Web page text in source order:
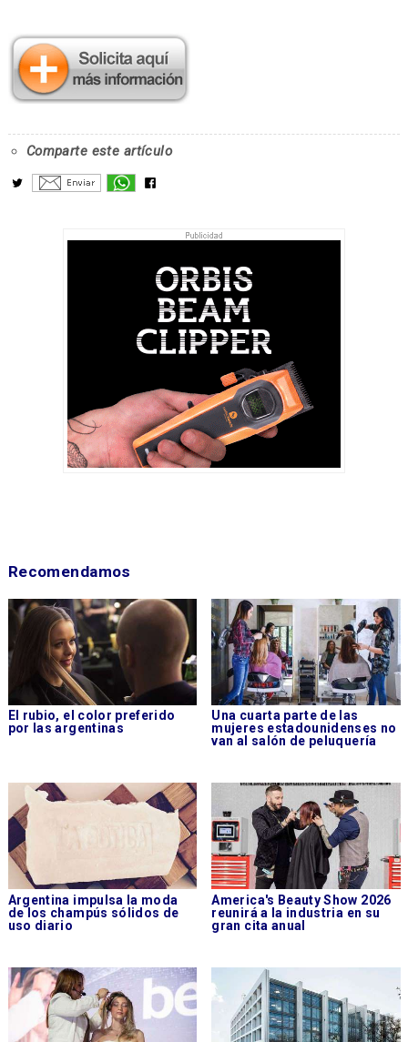
Comparte este artículo
Recomendamos
El rubio, el color preferido
por las argentinas
Una cuarta parte de las
mujeres estadounidenses no
van al salón de peluquería
Argentina impulsa la moda
de los champús sólidos de
uso diario
America's Beauty Show 2026
reunirá a la industria en su
gran cita anual